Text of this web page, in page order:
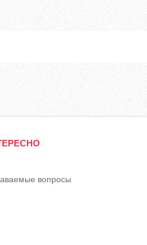
вопросы